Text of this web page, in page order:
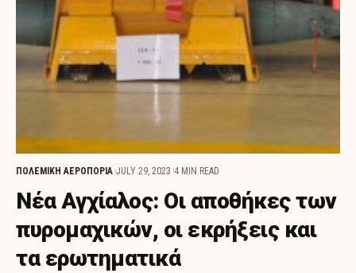
ΠΟΛΕΜΙΚΗ ΑΕΡΟΠΟΡΙΑ JULY 29, 2023 4 MIN READ
Νέα Αγχίαλος: Οι αποθήκες των
πυρομαχικών, οι εκρήξεις και
τα ερωτηματικά